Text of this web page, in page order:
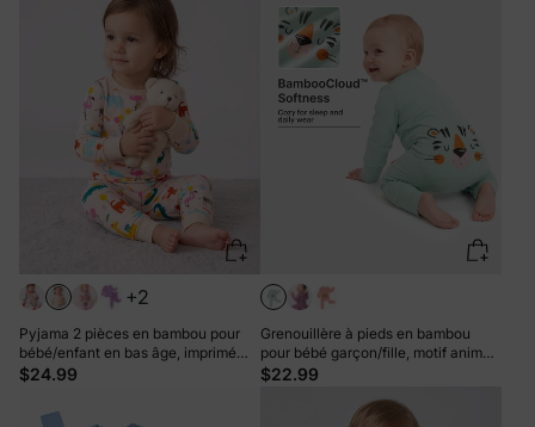
+2
Pyjama 2 pièces en bambou pour
bébé/enfant en bas âge, imprimé
animalier, coupe ajustée, abricot
$24.99
Grenouillère à pieds en bambou
pour bébé garçon/fille, motif animal
enfantin, fermeture éclair double
$22.99